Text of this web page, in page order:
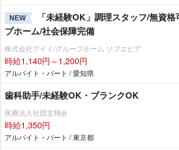
NEW
「未経験OK」調理スタッフ/無資
プホーム/社会保障完備
株式会社アイミ/グループホーム ソブエピア
時給1,140円～1,200円
アルバイト・パート / 愛知県
歯科助手/未経験OK・ブランクOK
医療法人社団文翔会
時給1,350円
アルバイト・パート / 東京都